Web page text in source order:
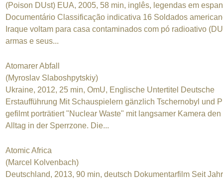
(Poison DUst) EUA, 2005, 58 min, inglês, legendas em
Documentário Classificação indicativa 16 Soldados
Iraque voltam para casa contaminados com pó radioativo
armas e seus...
Atomarer Abfall
(Myroslav Slaboshpytskiy)
Ukraine, 2012, 25 min, OmU, Englische Untertitel Deutsche
Erstaufführung Mit Schauspielern gänzlich Tschernobyl und
gefilmt porträtiert "Nuclear Waste" mit langsamer Kamera den
Alltag in der Sperrzone. Die...
Atomic Africa
(Marcel Kolvenbach)
Deutschland, 2013, 90 min, deutsch Dokumentarfilm Seit